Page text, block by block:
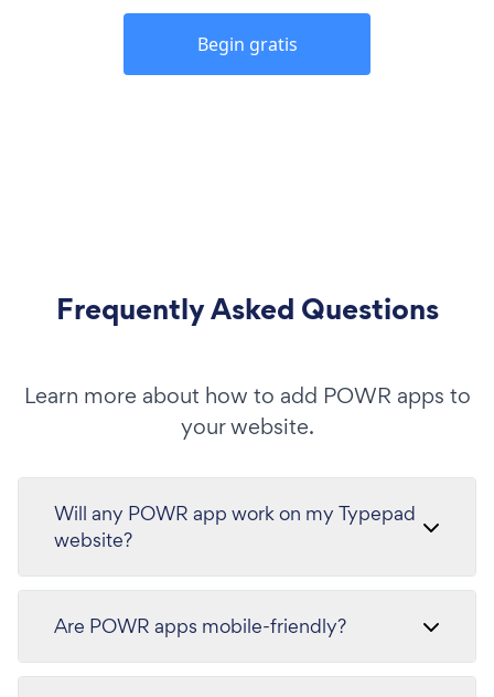
Begin gratis
Frequently Asked Questions
Learn more about how to add POWR apps to
your website.
Will any POWR app work on my Typepad
website?
Are POWR apps mobile-friendly?